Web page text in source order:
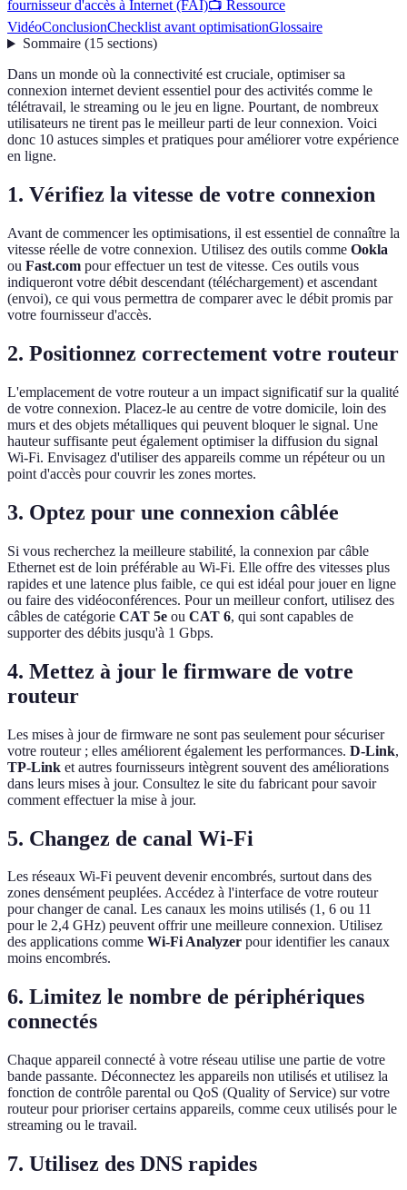
fournisseur d'accès à Internet (FAI)📺 Ressource
VidéoConclusionChecklist avant optimisationGlossaire
Sommaire(15 sections)
Dans un monde où la connectivité est cruciale, optimiser sa
connexion internet devient essentiel pour des activités comme le
télétravail, le streaming ou le jeu en ligne. Pourtant, de nombreux
utilisateurs ne tirent pas le meilleur parti de leur connexion. Voici
donc 10 astuces simples et pratiques pour améliorer votre expérience
en ligne.
1. Vérifiez la vitesse de votre connexion
Avant de commencer les optimisations, il est essentiel de connaître la
vitesse réelle de votre connexion. Utilisez des outils comme Ookla
ou Fast.com pour effectuer un test de vitesse. Ces outils vous
indiqueront votre débit descendant (téléchargement) et ascendant
(envoi), ce qui vous permettra de comparer avec le débit promis par
votre fournisseur d'accès.
2. Positionnez correctement votre routeur
L'emplacement de votre routeur a un impact significatif sur la qualité
de votre connexion. Placez-le au centre de votre domicile, loin des
murs et des objets métalliques qui peuvent bloquer le signal. Une
hauteur suffisante peut également optimiser la diffusion du signal
Wi-Fi. Envisagez d'utiliser des appareils comme un répéteur ou un
point d'accès pour couvrir les zones mortes.
3. Optez pour une connexion câblée
Si vous recherchez la meilleure stabilité, la connexion par câble
Ethernet est de loin préférable au Wi-Fi. Elle offre des vitesses plus
rapides et une latence plus faible, ce qui est idéal pour jouer en ligne
ou faire des vidéoconférences. Pour un meilleur confort, utilisez des
câbles de catégorie CAT 5e ou CAT 6, qui sont capables de
supporter des débits jusqu'à 1 Gbps.
4. Mettez à jour le firmware de votre
routeur
Les mises à jour de firmware ne sont pas seulement pour sécuriser
votre routeur ; elles améliorent également les performances. D-Link,
TP-Link et autres fournisseurs intègrent souvent des améliorations
dans leurs mises à jour. Consultez le site du fabricant pour savoir
comment effectuer la mise à jour.
5. Changez de canal Wi-Fi
Les réseaux Wi-Fi peuvent devenir encombrés, surtout dans des
zones densément peuplées. Accédez à l'interface de votre routeur
pour changer de canal. Les canaux les moins utilisés (1, 6 ou 11
pour le 2,4 GHz) peuvent offrir une meilleure connexion. Utilisez
des applications comme Wi-Fi Analyzer pour identifier les canaux
moins encombrés.
6. Limitez le nombre de périphériques
connectés
Chaque appareil connecté à votre réseau utilise une partie de votre
bande passante. Déconnectez les appareils non utilisés et utilisez la
fonction de contrôle parental ou QoS (Quality of Service) sur votre
routeur pour prioriser certains appareils, comme ceux utilisés pour le
streaming ou le travail.
7. Utilisez des DNS rapides